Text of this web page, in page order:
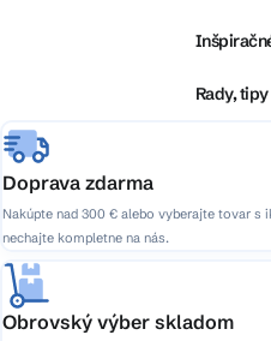
e
Rady,
Doprava zdarma
Nakúpte nad 300 € alebo vyberajte tovar s
nechajte kompletne na nás.
Obrovský výber skladom